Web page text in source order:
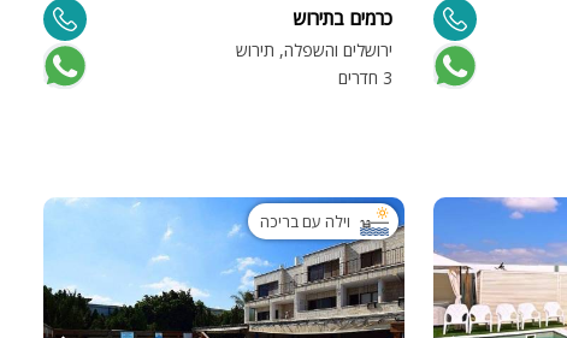
כרמים בתירוש
ירושלים והשפלה, תירוש
3 חדרים
וילה עם בריכה